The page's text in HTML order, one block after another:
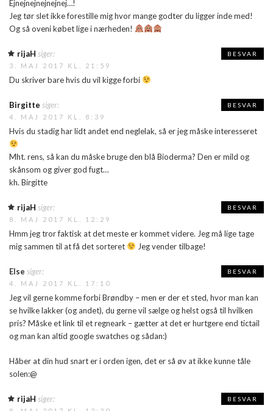
Ejnejnejnejnejnej…!
Jeg tør slet ikke forestille mig hvor mange godter du ligger inde med!
Og så oveni købet lige i nærheden!
rijaH siger:
3. MAJ 2017 KL. 21:59
Du skriver bare hvis du vil kigge forbi
BESVAR
Birgitte siger:
4. MAJ 2017 KL. 8:39
Hvis du stadig har lidt andet end neglelak, så er jeg måske interesseret
Mht. rens, så kan du måske bruge den blå Bioderma? Den er mild og
skånsom og giver god fugt…
kh. Birgitte
BESVAR
rijaH siger:
8. MAJ 2017 KL. 12:29
Hmm jeg tror faktisk at det meste er kommet videre. Jeg må lige tage
mig sammen til at få det sorteret
Jeg vender tilbage!
BESVAR
Else siger:
4. MAJ 2017 KL. 17:10
Jeg vil gerne komme forbi Brøndby – men er der et sted, hvor man kan
se hvilke lakker (og andet), du gerne vil sælge og helst også til hvilken
pris? Måske et link til et regneark – gætter at det er hurtgere end tictail
og man kan altid google swatches og sådan:)
Håber at din hud snart er i orden igen, det er så øv at ikke kunne tåle
solen:@
BESVAR
rijaH siger: BESVAR